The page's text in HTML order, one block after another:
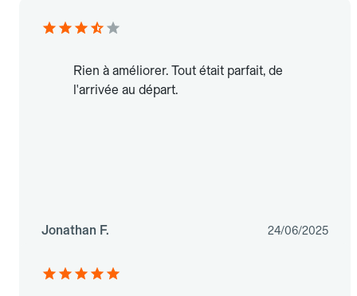
Rien à améliorer. Tout était parfait, de
l'arrivée au départ.
Jonathan F. 24/06/2025